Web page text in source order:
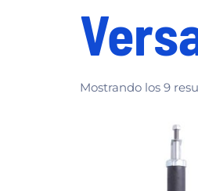
Mostrando los 9